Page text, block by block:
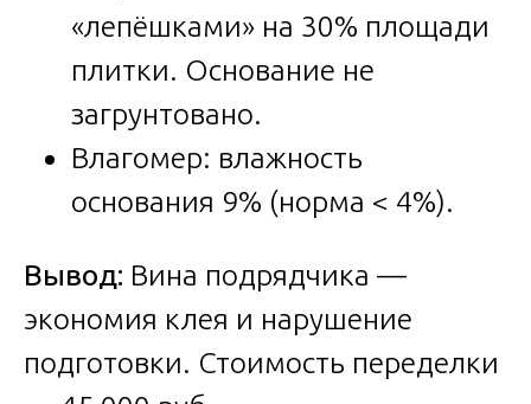
«лепёшками» на 30% площади
плитки. Основание не
загрунтовано.
Влагомер: влажность
основания 9% (норма < 4%).
Вывод: Вина подрядчика —
экономия клея и нарушение
подготовки. Стоимость переделки